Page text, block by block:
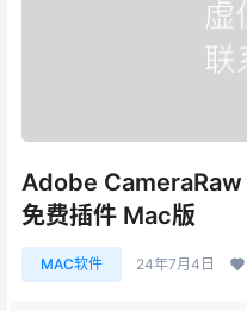
Adobe CameraRaw
免费插件 Mac版
MAC软件 24年7月4日